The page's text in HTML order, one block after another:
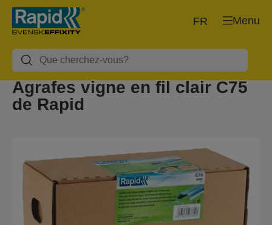
Menu
FR
Agrafes vigne en fil clair C75
de Rapid